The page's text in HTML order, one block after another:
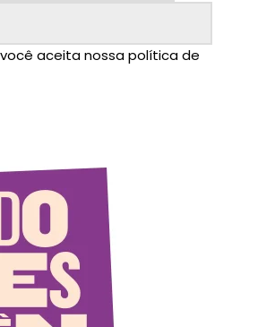
aceita nossa política de